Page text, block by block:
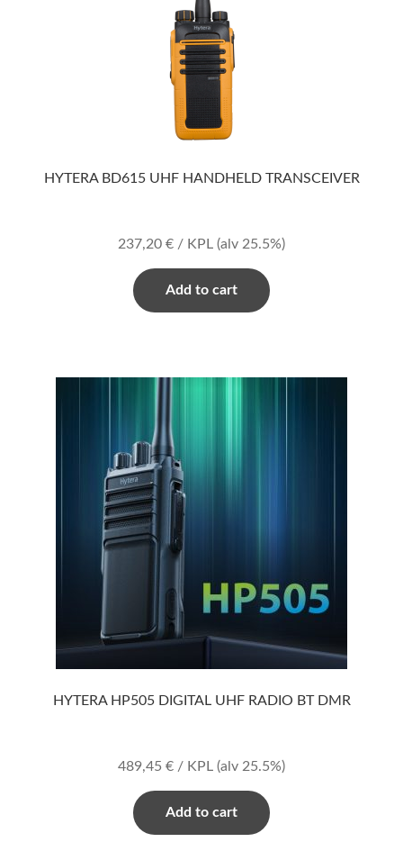
HYTERA BD615 UHF HANDHELD TRANSCEIVER
237,20 € / KPL (alv 25.5%)
Add to cart
HYTERA HP505 DIGITAL UHF RADIO BT DMR
489,45 € / KPL (alv 25.5%)
Add to cart